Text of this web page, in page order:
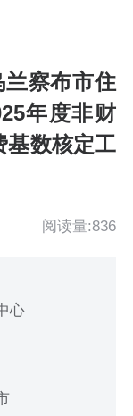
察布市住
年度非财
基数核定工
阅读量:836
心